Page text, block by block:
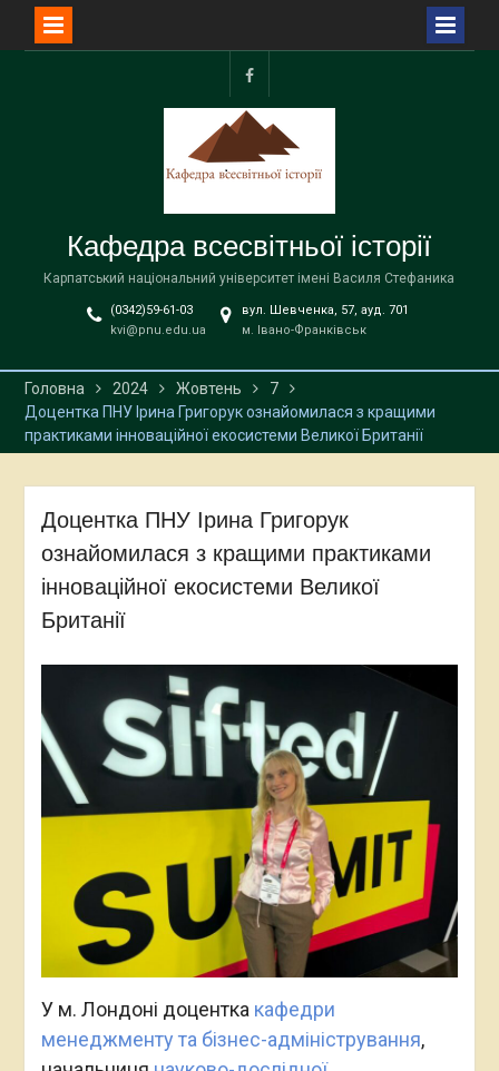
facebook
Кафедра всесвітньої історії
Карпатський національний університет імені Василя Стефаника
(0342)59-61-03
kvi@pnu.edu.ua
вул. Шевченка, 57, ауд. 701
м. Івано-Франківськ
Головна 2024 Жовтень
7
Доцентка ПНУ Ірина Григорук ознайомилася з кращими
практиками інноваційної екосистеми Великої Британії
Доцентка ПНУ Ірина Григорук
ознайомилася з кращими практиками
інноваційної екосистеми Великої
Британії
У м. Лондоні доцентка кафедри
менеджменту та бізнес-адміністрування,